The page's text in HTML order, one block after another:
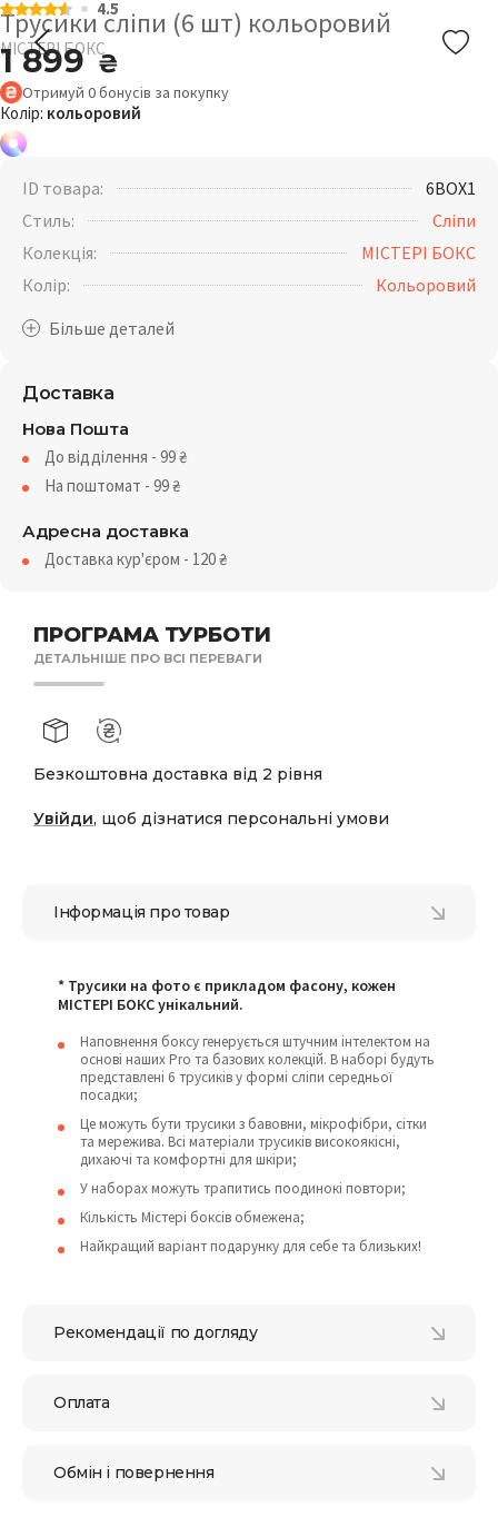
4.5
Трусики сліпи (6 шт) кольоровий
МІСТЕРІ БОКС
1 899₴
Отримуй 0бонусів за покупку
Колір: кольоровий
ПРОГРАМА ТУРБОТИ
ДЕТАЛЬНІШЕ ПРО ВСІ ПЕРЕВАГИ
Безкоштовна доставка від 2 рівня
Увійди, щоб дізнатися персональні умови
ID товара:
6BOX1
Стиль:
Сліпи
Колекція:
МІСТЕРІ БОКС
Колір:
Кольоровий
Доставка
Нова Пошта
До відділення - 99₴
На поштомат - 99₴
Адресна доставка
Доставка кур'єром - 120₴
Інформація про товар
* Трусики на фото є прикладом фасону, кожен
МІСТЕРІ БОКС унікальний.
Наповнення боксу генерується штучним інтелектом на
основі наших Pro та базових колекцій. В наборі будуть
представлені 6 трусиків у формі сліпи середньої
посадки;
Це можуть бути трусики з бавовни, мікрофібри, сітки
та мережива. Всі матеріали трусиків високоякісні,
дихаючі та комфортні для шкіри;
У наборах можуть трапитись поодинокі повтори;
Кількість Містері боксів обмежена;
Найкращий варіант подарунку для себе та близьких!
Рекомендації по догляду
Оплата
Обмін і повернення